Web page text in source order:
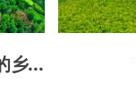
贵州省黔东南州剑河县久仰镇久丢村的乡村公路